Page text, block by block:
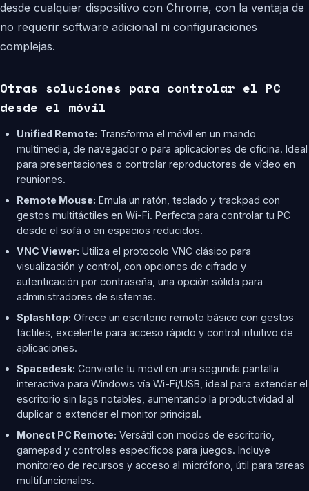
desde cualquier dispositivo con Chrome, con la ventaja de
no requerir software adicional ni configuraciones
complejas.
Otras soluciones para controlar el PC
desde el móvil
Unified Remote: Transforma el móvil en un mando
multimedia, de navegador o para aplicaciones de oficina. Ideal
para presentaciones o controlar reproductores de vídeo en
reuniones.
Remote Mouse: Emula un ratón, teclado y trackpad con
gestos multitáctiles en Wi-Fi. Perfecta para controlar tu PC
desde el sofá o en espacios reducidos.
VNC Viewer: Utiliza el protocolo VNC clásico para
visualización y control, con opciones de cifrado y
autenticación por contraseña, una opción sólida para
administradores de sistemas.
Splashtop: Ofrece un escritorio remoto básico con gestos
táctiles, excelente para acceso rápido y control intuitivo de
aplicaciones.
Spacedesk: Convierte tu móvil en una segunda pantalla
interactiva para Windows vía Wi-Fi/USB, ideal para extender el
escritorio sin lags notables, aumentando la productividad al
duplicar o extender el monitor principal.
Monect PC Remote: Versátil con modos de escritorio,
gamepad y controles específicos para juegos. Incluye
monitoreo de recursos y acceso al micrófono, útil para tareas
multifuncionales.